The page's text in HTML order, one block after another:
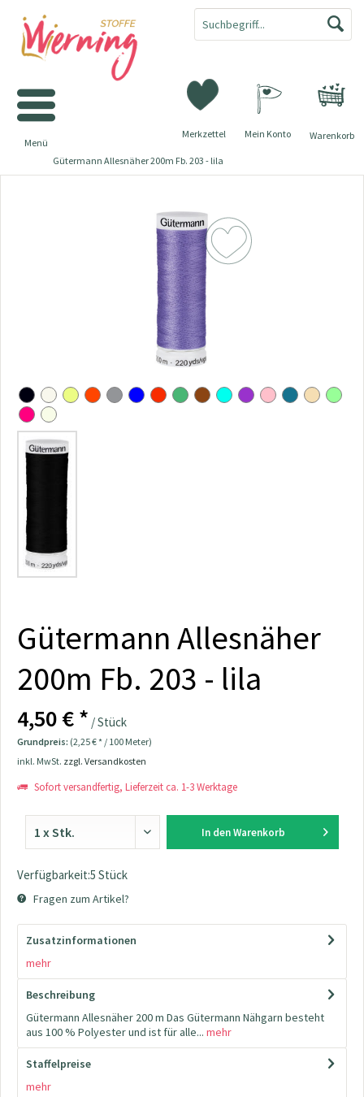
Warenkorb
Merkzettel Mein Konto
Menü
Gütermann Allesnäher 200m Fb. 203 - lila
Gütermann Allesnäher
200m Fb. 203 - lila
4,50 € * / Stück
Grundpreis: (2,25 € * / 100 Meter)
inkl. MwSt. zzgl. Versandkosten
Sofort versandfertig, Lieferzeit ca. 1-3 Werktage
In den Warenkorb
Verfügbarkeit:5 Stück
Fragen zum Artikel?
Zusatzinformationen
mehr
Beschreibung
Gütermann Allesnäher 200 m Das Gütermann Nähgarn besteht
aus 100 % Polyester und ist für alle... mehr
Staffelpreise
mehr